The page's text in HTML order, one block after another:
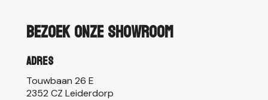
Bezoek onze showroom
Adres
Touwbaan 26 E
2352 CZ Leiderdorp